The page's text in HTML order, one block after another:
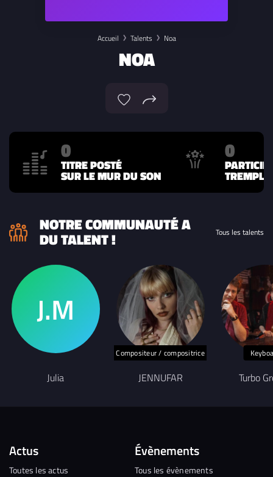
Accueil Talents Noa
NOA
0
TITRE POSTÉ
SUR LE MUR DU SON
0
NOTRE COMMUNAUTÉ A
DU TALENT ! Tous les talents
Julia
Compositeur / compositrice
JENNUFAR Turbo
Actus
Toutes les actus
Évènements
Tous les évènements